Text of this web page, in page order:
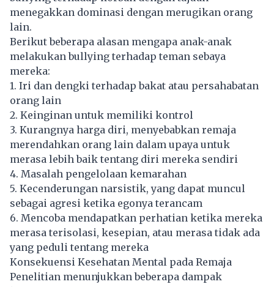
menegakkan dominasi dengan merugikan orang
lain.
Berikut beberapa alasan mengapa anak-anak
melakukan bullying terhadap teman sebaya
mereka:
1. Iri dan dengki terhadap bakat atau persahabatan
orang lain
2. Keinginan untuk memiliki kontrol
3. Kurangnya harga diri, menyebabkan remaja
merendahkan orang lain dalam upaya untuk
merasa lebih baik tentang diri mereka sendiri
4. Masalah pengelolaan kemarahan
5. Kecenderungan narsistik, yang dapat muncul
sebagai agresi ketika egonya terancam
6. Mencoba mendapatkan perhatian ketika mereka
merasa terisolasi, kesepian, atau merasa tidak ada
yang peduli tentang mereka
Konsekuensi Kesehatan Mental pada Remaja
Penelitian menunjukkan beberapa dampak